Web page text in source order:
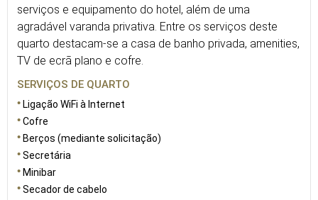
serviços e equipamento do hotel, além de uma
agradável varanda privativa. Entre os serviços deste
quarto destacam-se a casa de banho privada, amenities,
TV de ecrã plano e cofre.
SERVIÇOS DE QUARTO
Ligação WiFi à Internet
Cofre
Berços (mediante solicitação)
Secretária
Minibar
Secador de cabelo